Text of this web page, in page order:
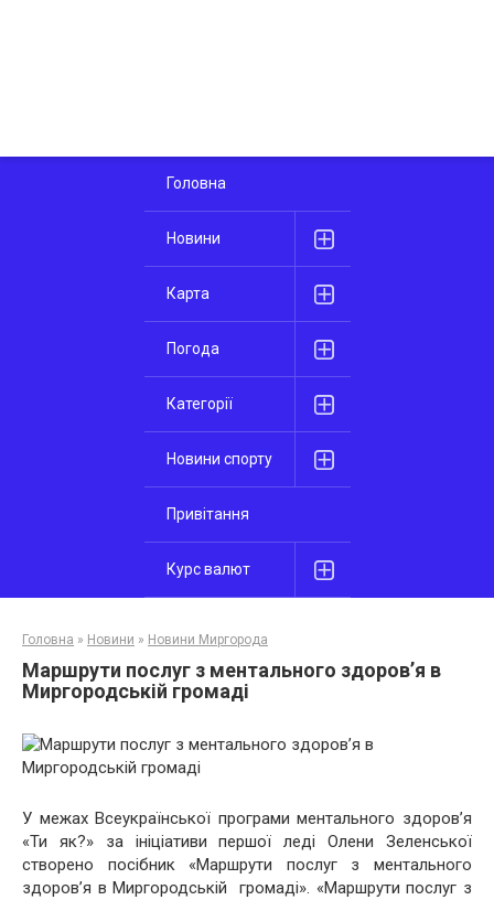
Головна
Новини
Карта
Погода
Категорії
Новини спорту
Привітання
Курс валют
Головна » Новини » Новини Миргорода
Маршрути послуг з ментального здоров’я в
Миргородській громаді
У межах Всеукраїнської програми ментального здоров’я
«Ти як?» за ініціативи першої леді Олени Зеленської
створено посібник «Маршрути послуг з ментального
здоров’я в Миргородській громаді». «Маршрути послуг з